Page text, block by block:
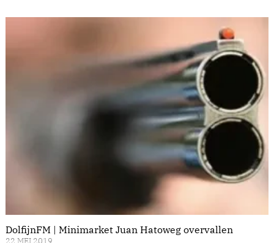
DolfijnFM | Minimarket Juan Hatoweg overvallen
22 MEI 2019